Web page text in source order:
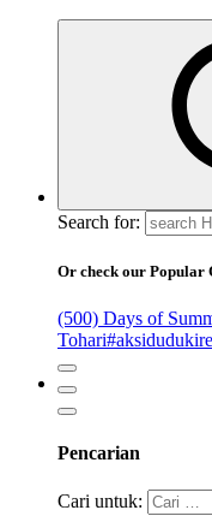
Search for:
Or check our Popular
(500) Days of
Tohari
Pencarian
Cari untuk: